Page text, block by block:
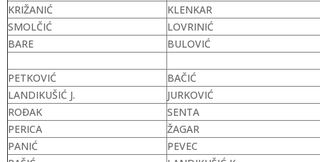
KRIŽANIĆ
KLENKAR
SMOLČIĆ
LOVRINIĆ
BARE
BULOVIĆ
PETKOVIĆ
BAČIĆ
LANDIKUŠIĆ J.
JURKOVIĆ
ROĐAK
SENTA
PERICA
ŽAGAR
PANIĆ
PEVEC